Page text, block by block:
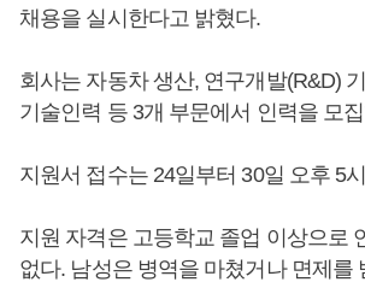
채용을 실시한다고 밝혔다.
회사는 자동차 생산, 연구개발(R&D)
기술인력 등 3개 부문에서 인력을 모
지원서 접수는 24일부터 30일 오후 5
지원 자격은 고등학교 졸업 이상으로
없다. 남성은 병역을 마쳤거나 면제를